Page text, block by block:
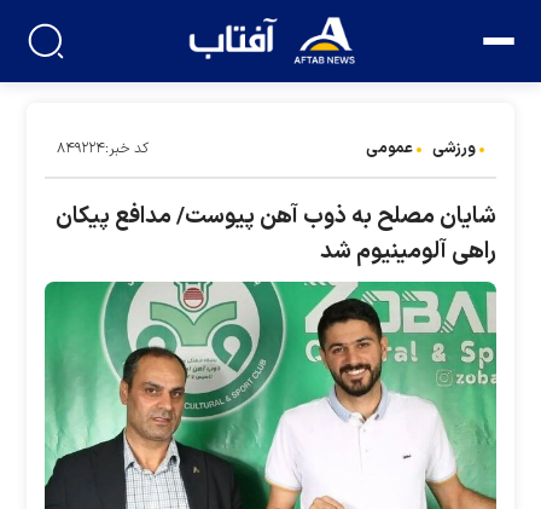
ورزشی عمومی کد خبر:۸۴۹۲۲۴
شایان مصلح به ذوب آهن پیوست/ مدافع پیکان
راهی آلومینیوم شد